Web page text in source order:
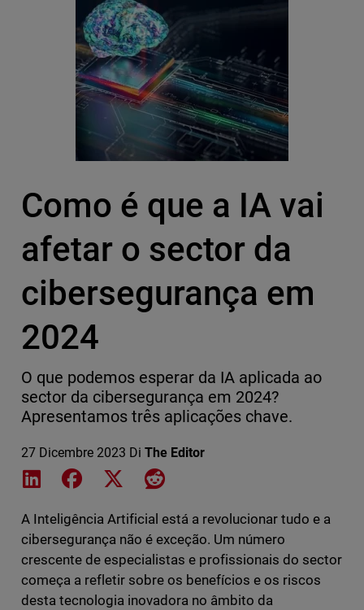
Como é que a IA vai
afetar o sector da
cibersegurança em
2024
O que podemos esperar da IA aplicada ao
sector da cibersegurança em 2024?
Apresentamos três aplicações chave.
27 Dicembre 2023 Di The Editor
Share on LinkedIn
Share on Facebook
Share on XShare on Reddit
A Inteligência Artificial está a revolucionar tudo e a
cibersegurança não é exceção. Um número
crescente de especialistas e profissionais do sector
começa a refletir sobre os benefícios e os riscos
desta tecnologia inovadora no âmbito da